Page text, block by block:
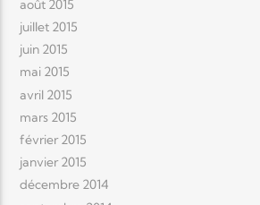
août 2015
juillet 2015
juin 2015
mai 2015
avril 2015
mars 2015
février 2015
janvier 2015
décembre 2014